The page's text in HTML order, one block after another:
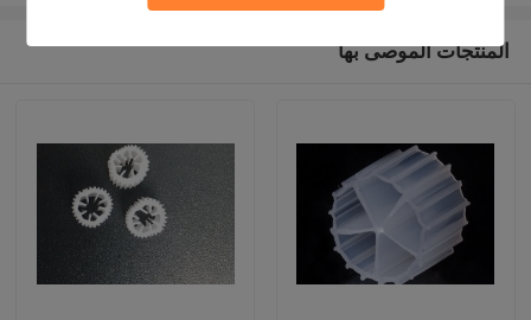
المنتجات الموصى بها